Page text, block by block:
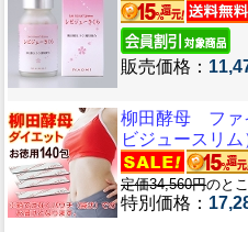
販売価格：
柳田酵母 ファ
ビジュースリム
定価34,560円のと
特別価格：